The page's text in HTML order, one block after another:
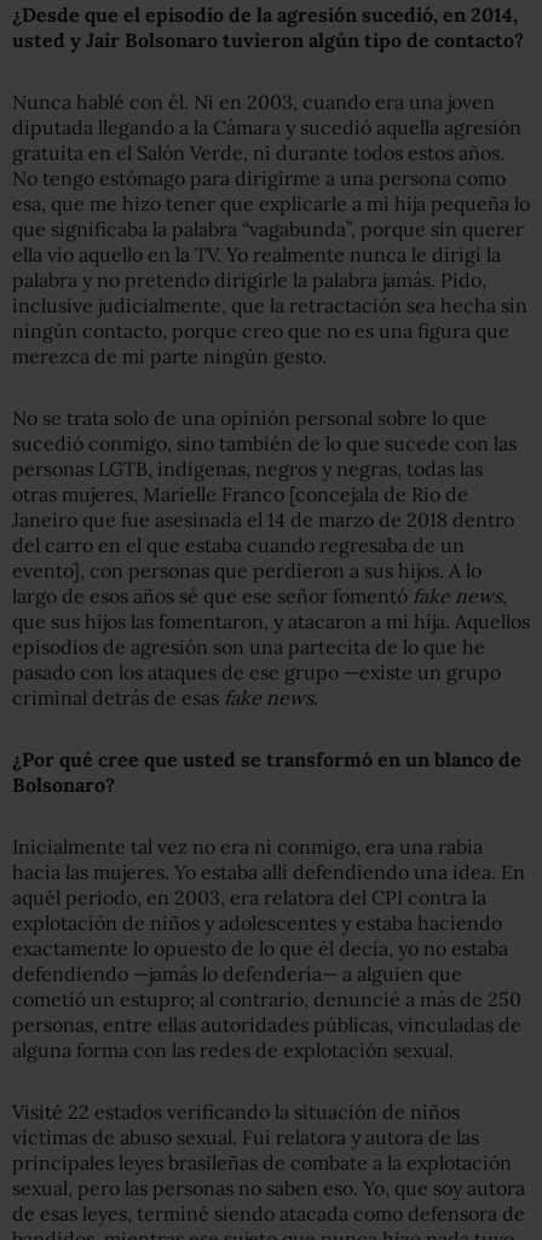
¿Desde que el episodio de la agresión sucedió, en 2014,
usted y Jair Bolsonaro tuvieron algún tipo de contacto?
Nunca hablé con él. Ni en 2003, cuando era una joven
diputada llegando a la Cámara y sucedió aquella agresión
gratuita en el Salón Verde, ni durante todos estos años.
No tengo estómago para dirigirme a una persona como
esa, que me hizo tener que explicarle a mi hija pequeña lo
que significaba la palabra “vagabunda”, porque sin querer
ella vio aquello en la TV. Yo realmente nunca le dirigí la
palabra y no pretendo dirigirle la palabra jamás. Pido,
inclusive judicialmente, que la retractación sea hecha sin
ningún contacto, porque creo que no es una figura que
merezca de mi parte ningún gesto.
No se trata solo de una opinión personal sobre lo que
sucedió conmigo, sino también de lo que sucede con las
personas LGTB, indígenas, negros y negras, todas las
otras mujeres, Marielle Franco [concejala de Rio de
Janeiro que fue asesinada el 14 de marzo de 2018 dentro
del carro en el que estaba cuando regresaba de un
evento], con personas que perdieron a sus hijos. A lo
largo de esos años sé que ese señor fomentó fake news,
que sus hijos las fomentaron, y atacaron a mi hija. Aquellos
episodios de agresión son una partecita de lo que he
pasado con los ataques de ese grupo —existe un grupo
criminal detrás de esas fake news.
¿Por qué cree que usted se transformó en un blanco de
Bolsonaro?
Inicialmente tal vez no era ni conmigo, era una rabia
hacia las mujeres. Yo estaba allí defendiendo una idea. En
aquél periodo, en 2003, era relatora del CPI contra la
explotación de niños y adolescentes y estaba haciendo
exactamente lo opuesto de lo que él decía, yo no estaba
defendiendo —jamás lo defendería— a alguien que
cometió un estupro; al contrario, denuncié a más de 250
personas, entre ellas autoridades públicas, vinculadas de
alguna forma con las redes de explotación sexual.
Visité 22 estados verificando la situación de niños
víctimas de abuso sexual. Fui relatora y autora de las
principales leyes brasileñas de combate a la explotación
sexual, pero las personas no saben eso. Yo, que soy autora
de esas leyes, terminé siendo atacada como defensora de